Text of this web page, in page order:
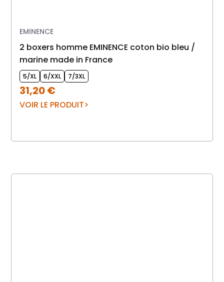
EMINENCE
2 boxers homme EMINENCE coton bio bleu /
marine made in France
5/XL 6/XXL 7/3XL
31,20€
VOIR LE PRODUIT